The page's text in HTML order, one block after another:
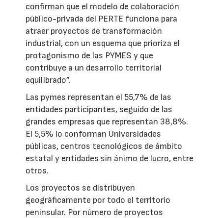
confirman que el modelo de colaboración
público-privada del PERTE funciona para
atraer proyectos de transformación
industrial, con un esquema que prioriza el
protagonismo de las PYMES y que
contribuye a un desarrollo territorial
equilibrado”.
Las pymes representan el 55,7% de las
entidades participantes, seguido de las
grandes empresas que representan 38,8%.
El 5,5% lo conforman Universidades
públicas, centros tecnológicos de ámbito
estatal y entidades sin ánimo de lucro, entre
otros.
Los proyectos se distribuyen
geográficamente por todo el territorio
peninsular. Por número de proyectos